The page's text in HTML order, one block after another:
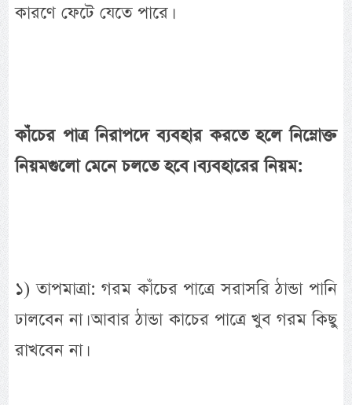
কারণে ফেটে যেতে পারে।
কাঁচের পাত্র নিরাপদে ব্যবহার করতে হলে নিম্নোক্ত
নিয়মগুলো মেনে চলতে হবে। ব্যবহারের নিয়ম:
১) তাপমাত্রা: গরম কাঁচের পাত্রে সরাসরি ঠান্ডা পানি
ঢালবেন না। আবার ঠান্ডা কাচের পাত্রে খুব গরম কিছু
রাখবেন না।